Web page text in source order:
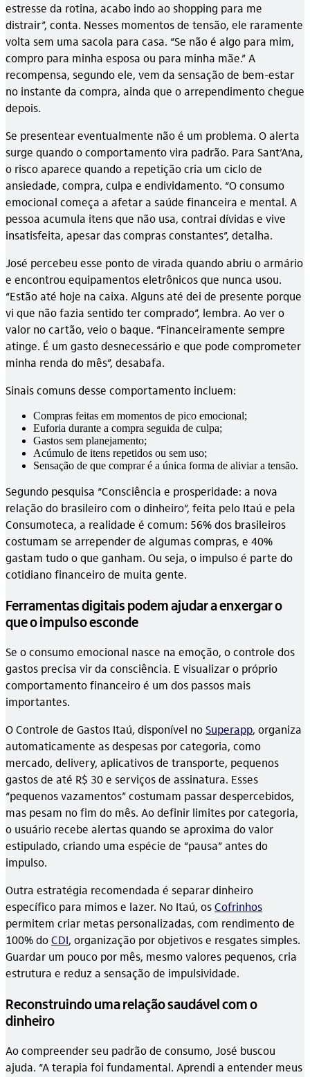
estresse da rotina, acabo indo ao shopping para me
distrair”, conta. Nesses momentos de tensão, ele raramente
volta sem uma sacola para casa. “Se não é algo para mim,
compro para minha esposa ou para minha mãe.” A
recompensa, segundo ele, vem da sensação de bem-estar
no instante da compra, ainda que o arrependimento chegue
depois.
Se presentear eventualmente não é um problema. O alerta
surge quando o comportamento vira padrão. Para Sant’Ana,
o risco aparece quando a repetição cria um ciclo de
ansiedade, compra, culpa e endividamento. “O consumo
emocional começa a afetar a saúde financeira e mental. A
pessoa acumula itens que não usa, contrai dívidas e vive
insatisfeita, apesar das compras constantes”, detalha.
José percebeu esse ponto de virada quando abriu o armário
e encontrou equipamentos eletrônicos que nunca usou.
“Estão até hoje na caixa. Alguns até dei de presente porque
vi que não fazia sentido ter comprado”, lembra. Ao ver o
valor no cartão, veio o baque. “Financeiramente sempre
atinge. É um gasto desnecessário e que pode comprometer
minha renda do mês”, desabafa.
Sinais comuns desse comportamento incluem:
Compras feitas em momentos de pico emocional;
Euforia durante a compra seguida de culpa;
Gastos sem planejamento;
Acúmulo de itens repetidos ou sem uso;
Sensação de que comprar é a única forma de aliviar a tensão.
Segundo pesquisa “Consciência e prosperidade: a nova
relação do brasileiro com o dinheiro”, feita pelo Itaú e pela
Consumoteca, a realidade é comum: 56% dos brasileiros
costumam se arrepender de algumas compras, e 40%
gastam tudo o que ganham. Ou seja, o impulso é parte do
cotidiano financeiro de muita gente.
Ferramentas digitais podem ajudar a enxergar o
que o impulso esconde
Se o consumo emocional nasce na emoção, o controle dos
gastos precisa vir da consciência. E visualizar o próprio
comportamento financeiro é um dos passos mais
importantes.
O Controle de Gastos Itaú, disponível noSuperapp, organiza
automaticamente as despesas por categoria, como
mercado, delivery, aplicativos de transporte, pequenos
gastos de até R$ 30 e serviços de assinatura. Esses
“pequenos vazamentos” costumam passar despercebidos,
mas pesam no fim do mês. Ao definir limites por categoria,
o usuário recebe alertas quando se aproxima do valor
estipulado, criando uma espécie de “pausa” antes do
impulso.
Outra estratégia recomendada é separar dinheiro
específico para mimos e lazer. No Itaú, osCofrinhos
permitem criar metas personalizadas, com rendimento de
100% doCDI, organização por objetivos e resgates simples.
Guardar um pouco por mês, mesmo valores pequenos, cria
estrutura e reduz a sensação de impulsividade.
Reconstruindo uma relação saudável com o
dinheiro
Ao compreender seu padrão de consumo, José buscou
ajuda. “A terapia foi fundamental. Aprendi a entender meus